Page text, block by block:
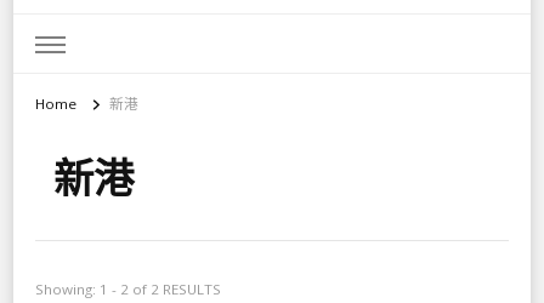
Home 新港
新港
Showing: 1 - 2 of 2 RESULTS